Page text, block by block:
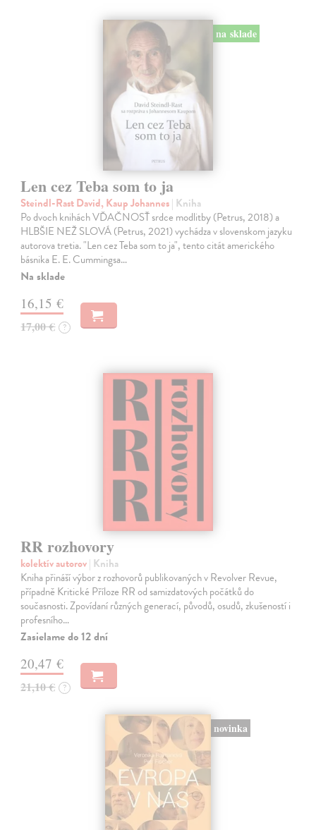
na sklade
Len cez Teba som to ja
Steindl-Rast David, Kaup Johannes| Kniha
Po dvoch knihách VĎAČNOSŤ srdce modlitby (Petrus, 2018) a
HLBŠIE NEŽ SLOVÁ (Petrus, 2021) vychádza v slovenskom jazyku
autorova tretia. "Len cez Teba som to ja", tento citát amerického
básnika E. E. Cummingsa…
Na sklade
16,15 €
17,00 € ?
RR rozhovory
kolektív autorov| Kniha
Kniha přináší výbor z rozhovorů publikovaných v Revolver Revue,
případně Kritické Příloze RR od samizdatových počátků do
současnosti. Zpovídaní různých generací, původů, osudů, zkušeností i
profesního…
Zasielame do 12 dní
20,47 €
21,10 € ?
novinka